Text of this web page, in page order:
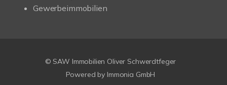
Gewerbeimmobilien
© SAW Immobilien Oliver Schwerdtfeger
Powered by Immonia GmbH
SEHR GUT